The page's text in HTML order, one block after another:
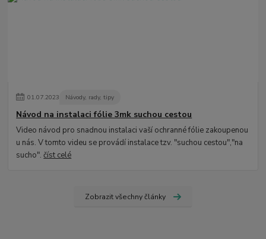
01.07.2023 Návody, rady, tipy
Návod na instalaci fólie 3mk suchou cestou
Video návod pro snadnou instalaci vaší ochranné fólie zakoupenou
u nás. V tomto videu se provádí instalace tzv. "suchou cestou","na
sucho".číst celé
Zobrazit všechny články